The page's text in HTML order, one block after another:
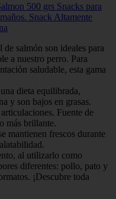
500 grs Snacks para
Snack Altamente
salmón son ideales para
a nuestro perro. Para
saludable, esta gama
dieta equilibrada,
y son bajos en grasas.
Fuente de
más brillante.
mantienen frescos durante
al utilizarlo como
diferentes: pollo, pato y
¡Descubre toda